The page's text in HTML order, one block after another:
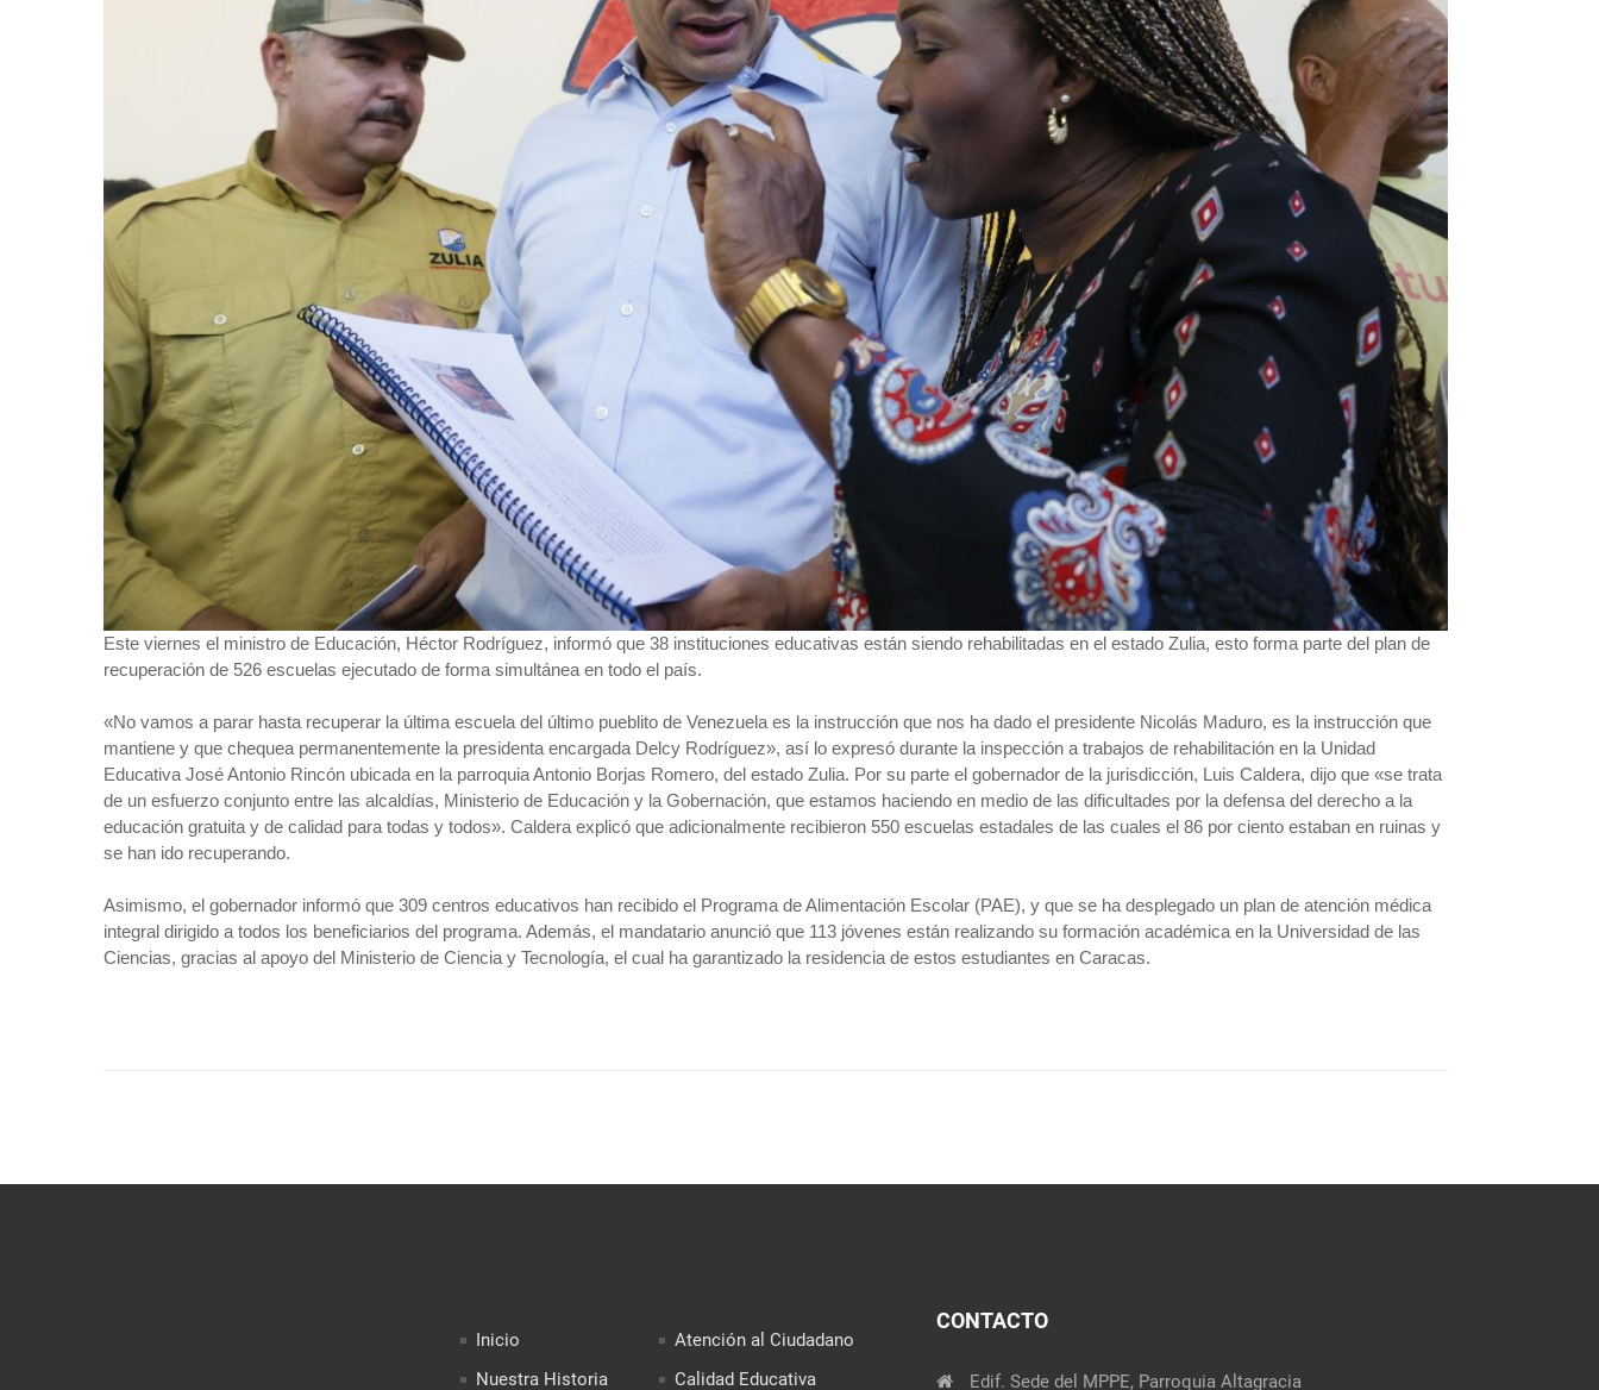
Este viernes el ministro de Educación, Héctor Rodríguez, informó que 38 instituciones educativas están siendo rehabilitadas en el estado Zulia, esto forma parte del plan de
recuperación de 526 escuelas ejecutado de forma simultánea en todo el país.
«No vamos a parar hasta recuperar la última escuela del último pueblito de Venezuela es la instrucción que nos ha dado el presidente Nicolás Maduro, es la instrucción que
mantiene y que chequea permanentemente la presidenta encargada Delcy Rodríguez», así lo expresó durante la inspección a trabajos de rehabilitación en la Unidad
Educativa José Antonio Rincón ubicada en la parroquia Antonio Borjas Romero, del estado Zulia. Por su parte el gobernador de la jurisdicción, Luis Caldera, dijo que «se trata
de un esfuerzo conjunto entre las alcaldías, Ministerio de Educación y la Gobernación, que estamos haciendo en medio de las dificultades por la defensa del derecho a la
educación gratuita y de calidad para todas y todos». Caldera explicó que adicionalmente recibieron 550 escuelas estadales de las cuales el 86 por ciento estaban en ruinas y
se han ido recuperando.
Asimismo, el gobernador informó que 309 centros educativos han recibido el Programa de Alimentación Escolar (PAE), y que se ha desplegado un plan de atención médica
integral dirigido a todos los beneficiarios del programa. Además, el mandatario anunció que 113 jóvenes están realizando su formación académica en la Universidad de las
Ciencias, gracias al apoyo del Ministerio de Ciencia y Tecnología, el cual ha garantizado la residencia de estos estudiantes en Caracas.
Inicio
Nuestra Historia
Atención al Ciudadano
Calidad Educativa
CONTACTO
Edif. Sede del MPPE, Parroquia Altagracia